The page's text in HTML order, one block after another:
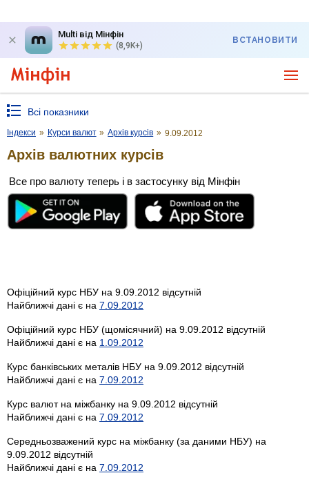
Multi від Мінфін
(8,9K+)
ВСТАНОВИТИ
Всі показники
Індекси » Курси валют » Архів курсів » 9.09.2012
Архів валютних курсів
Все про валюту теперь і в застосунку від Мінфін
Офіційний курс НБУ на 9.09.2012 відсутній
Найближчі дані є на 7.09.2012
Офіційний курс НБУ (щомісячний) на 9.09.2012 відсутній
Найближчі дані є на 1.09.2012
Курс банківських металів НБУ на 9.09.2012 відсутній
Найближчі дані є на 7.09.2012
Курс валют на міжбанку на 9.09.2012 відсутній
Найближчі дані є на 7.09.2012
Середньозважений курс на міжбанку (за даними НБУ) на
9.09.2012 відсутній
Найближчі дані є на 7.09.2012